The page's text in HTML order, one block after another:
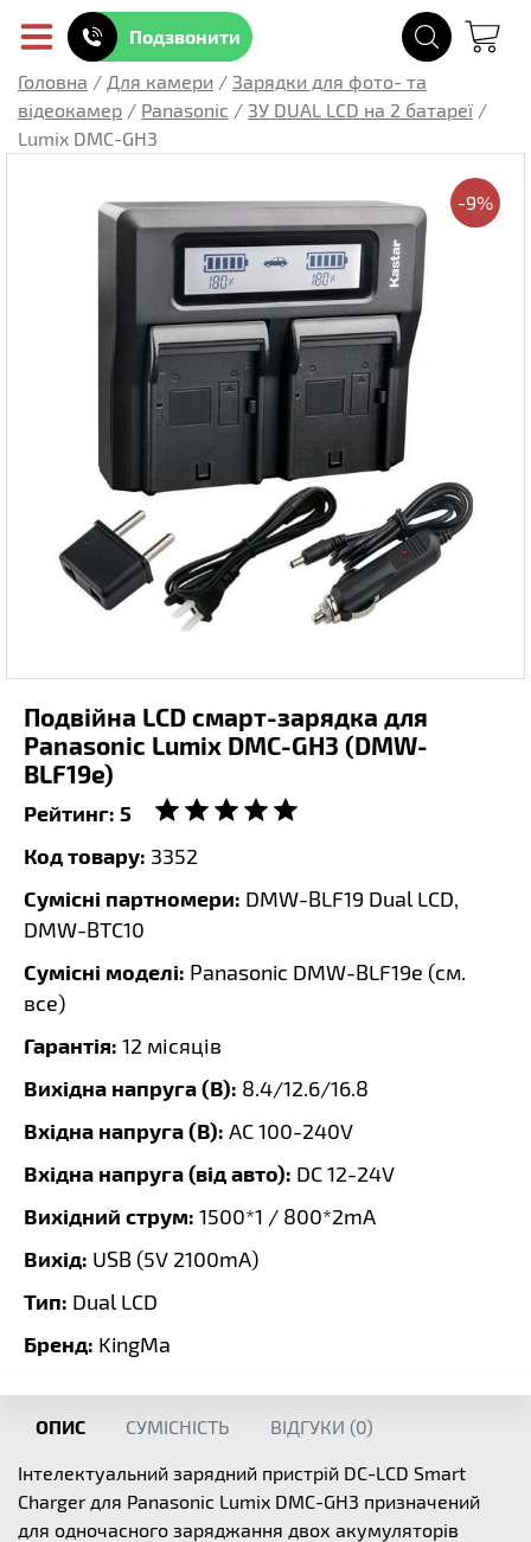
Подзвонити
Головна / Для камери / Зарядки для фото- та
відеокамер / Panasonic / ЗУ DUAL LCD на 2 батареї /
Lumix DMC-GH3
-9%
Подвійна LCD смарт-зарядка для
Panasonic Lumix DMC-GH3 (DMW-
BLF19e)
Рейтинг: 5
Код товару: 3352
Сумісні партномери: DMW-BLF19 Dual LCD,
DMW-BTC10
Сумісні моделі: Panasonic DMW-BLF19e (см.
все)
Гарантія: 12 місяців
Вихідна напруга (В): 8.4/12.6/16.8
Вхідна напруга (В): AC 100-240V
Вхідна напруга (від авто): DC 12-24V
Вихідний струм: 1500*1 / 800*2mA
Вихід: USB (5V 2100mA)
Тип: Dual LCD
Бренд: KingMa
ОПИС СУМІСНІСТЬ ВІДГУКИ (0)
Інтелектуальний зарядний пристрій DC-LCD Smart
Charger для Panasonic Lumix DMC-GH3 призначений
для одночасного заряджання двох акумуляторів